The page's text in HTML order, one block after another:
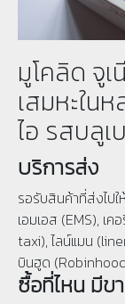
มูโคลิด จู
เสมหะใน
ไอ รสบลู
บริการส่ง
รอรับสินค้าที่ส่งไป
เอมเอส (EMS), เ
taxi), ไลน์แมน
บินฮูด
ซื้อที่ไหน มีข